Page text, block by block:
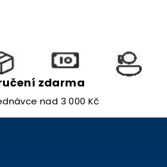
zdarma
nad 3 000 Kč